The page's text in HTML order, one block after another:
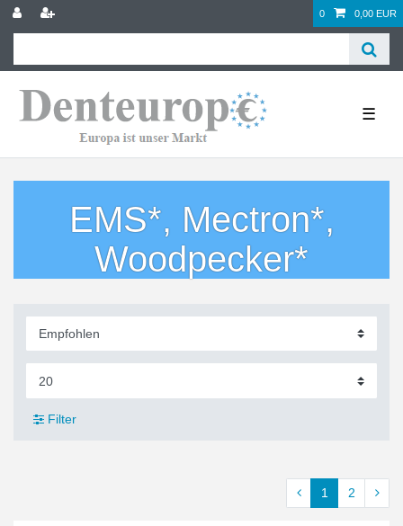
0 0,00 EUR
☰
EMS*, Mectron*,
Woodpecker*
Filter
1 2